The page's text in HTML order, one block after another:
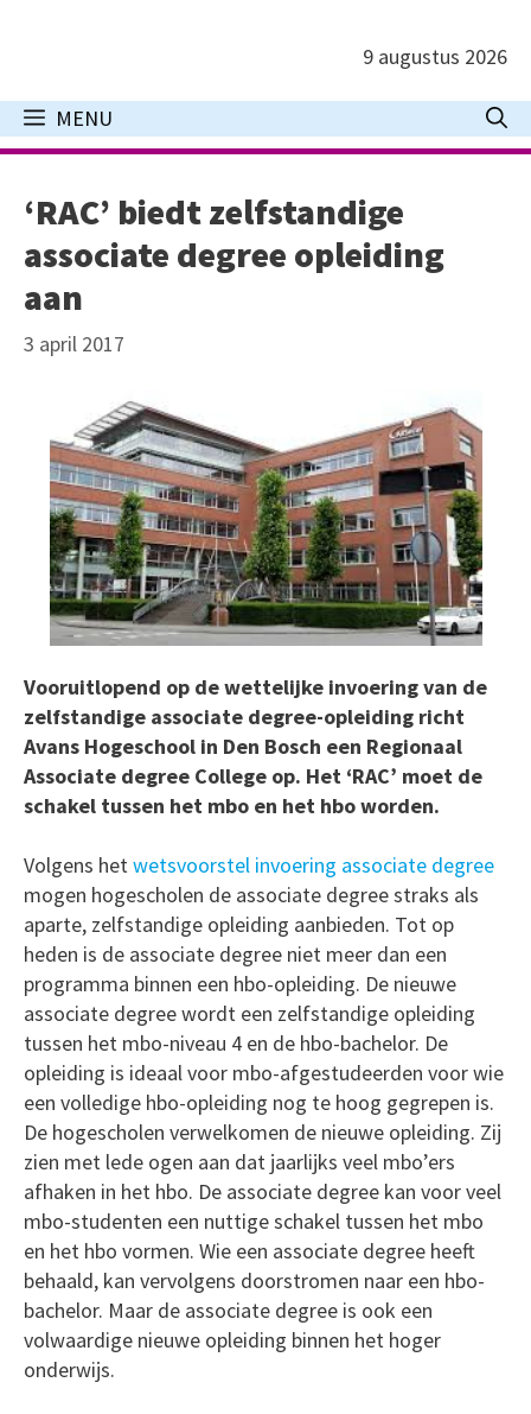
inhoud
9 augustus 2026
MENU
‘RAC’ biedt zelfstandige
associate degree opleiding
aan
3 april 2017
Vooruitlopend op de wettelijke invoering van de
zelfstandige associate degree-opleiding richt
Avans Hogeschool in Den Bosch een Regionaal
Associate degree College op. Het ‘RAC’ moet de
schakel tussen het mbo en het hbo worden.
Volgens hetwetsvoorstel invoering associate degree
mogen hogescholen de associate degree straks als
aparte, zelfstandige opleiding aanbieden. Tot op
heden is de associate degree niet meer dan een
programma binnen een hbo-opleiding. De nieuwe
associate degree wordt een zelfstandige opleiding
tussen het mbo-niveau 4 en de hbo-bachelor. De
opleiding is ideaal voor mbo-afgestudeerden voor wie
een volledige hbo-opleiding nog te hoog gegrepen is.
De hogescholen verwelkomen de nieuwe opleiding. Zij
zien met lede ogen aan dat jaarlijks veel mbo’ers
afhaken in het hbo. De associate degree kan voor veel
mbo-studenten een nuttige schakel tussen het mbo
en het hbo vormen. Wie een associate degree heeft
behaald, kan vervolgens doorstromen naar een hbo-
bachelor. Maar de associate degree is ook een
volwaardige nieuwe opleiding binnen het hoger
onderwijs.